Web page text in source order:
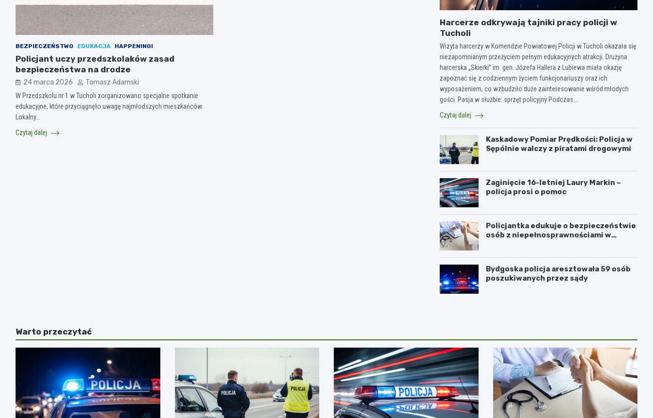
BEZPIECZEŃSTWO EDUKACJA HAPPENINGI
Policjant uczy przedszkolaków zasad
bezpieczeństwa na drodze
24 marca 2026 Tomasz Adamski
W Przedszkolu nr 1 w Tucholi zorganizowano specjalne spotkanie
edukacyjne, które przyciągnęło uwagę najmłodszych mieszkańców.
Lokalny…
Czytaj dalej
Harcerze odkrywają tajniki pracy policji w
Tucholi
Wizyta harcerzy w Komendzie Powiatowej Policji w Tucholi okazała się
niezapomnianym przeżyciem pełnym edukacyjnych atrakcji. Drużyna
harcerska „Skierki” im. gen. Józefa Hallera z Lubiewa miała okazję
zapoznać się z codziennym życiem funkcjonariuszy oraz ich
wyposażeniem, co wzbudziło duże zainteresowanie wśród młodych
gości. Pasja w służbie: sprzęt policyjny Podczas…
Czytaj dalej
Kaskadowy Pomiar Prędkości: Policja w
Sępólnie walczy z piratami drogowymi
Zaginięcie 16-letniej Laury Markin –
policja prosi o pomoc
Policjantka edukuje o bezpieczeństwie
osób z niepełnosprawnościami w
Bydgoska policja aresztowała 59 osób
poszukiwanych przez sądy
Warto przeczytać